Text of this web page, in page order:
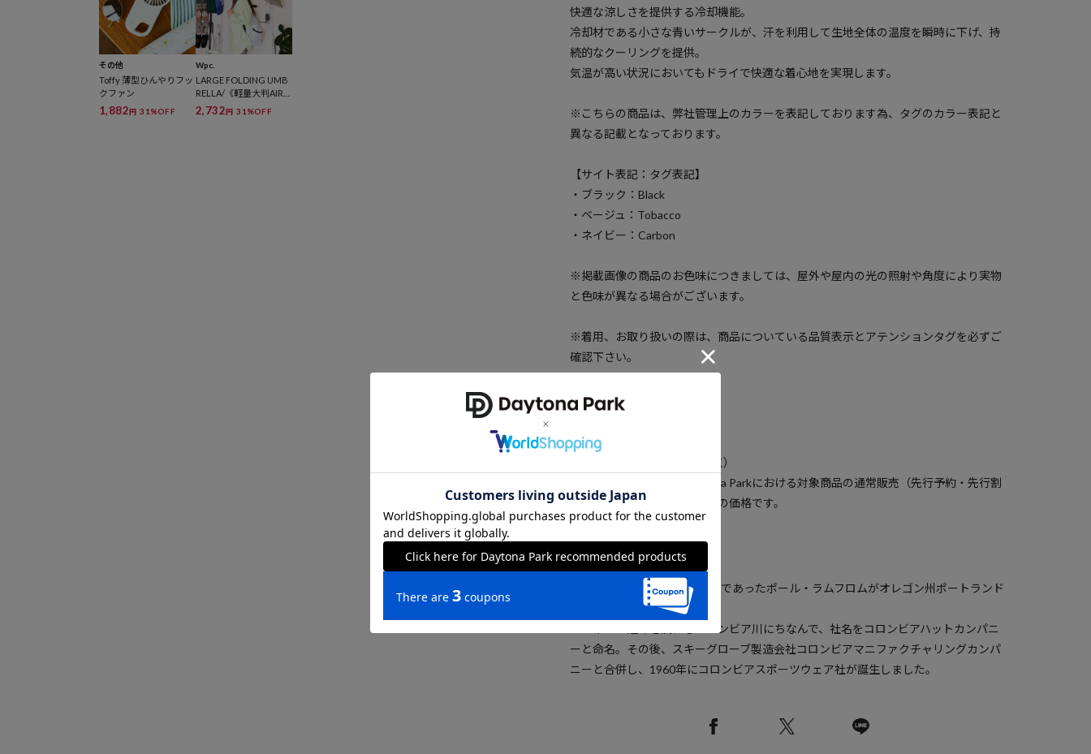
その他
Toffy 薄型ひんやりフッ
クファン
1,882円 31%OFF
Wpc.
LARGE FOLDING UMB
RELLA/《軽量大判AIR-L
IGHT》ラージフォール
ディング アンブレラ
2,732円 31%OFF
快適な涼しさを提供する冷却機能。
冷却材である小さな青いサークルが、汗を利用して生地全体の温度を瞬時に下げ、持
続的なクーリングを提供。
気温が高い状況においてもドライで快適な着心地を実現します。
※こちらの商品は、弊社管理上のカラーを表記しております為、タグのカラー表記と
異なる記載となっております。
【サイト表記：タグ表記】
・ブラック：Black
・ベージュ：Tobacco
・ネイビー：Carbon
※掲載画像の商品のお色味につきましては、屋外や屋内の光の照射や角度により実物
と色味が異なる場合がございます。
※着用、お取り扱いの際は、商品についている品質表示とアテンションタグを必ずご
確認下さい。
参考価格
円（2026年4月13日時点）
※「参考価格」とは、Daytona Parkにおける対象商品の通常販売（先行予約・先行割
引は含まれません）開始時点の価格です。
ブランド説明
【Columbia / コロンビア】
1938年にドイツからの移住者であったポール・ラムフロムがオレゴン州ポートランド
で開いた帽子問屋に始まる。
オフィスの近くを流れるコロンビア川にちなんで、社名をコロンビアハットカンパニ
ーと命名。その後、スキーグローブ製造会社コロンビアマニファクチャリングカンパ
ニーと合併し、1960年にコロンビアスポーツウェア社が誕生しました。